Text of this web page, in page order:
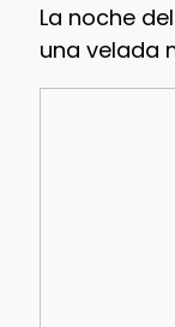
La noche
una velada